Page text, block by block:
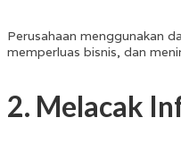
Perusahaan menggunakan
memperluas bisnis, dan
2. Melacak